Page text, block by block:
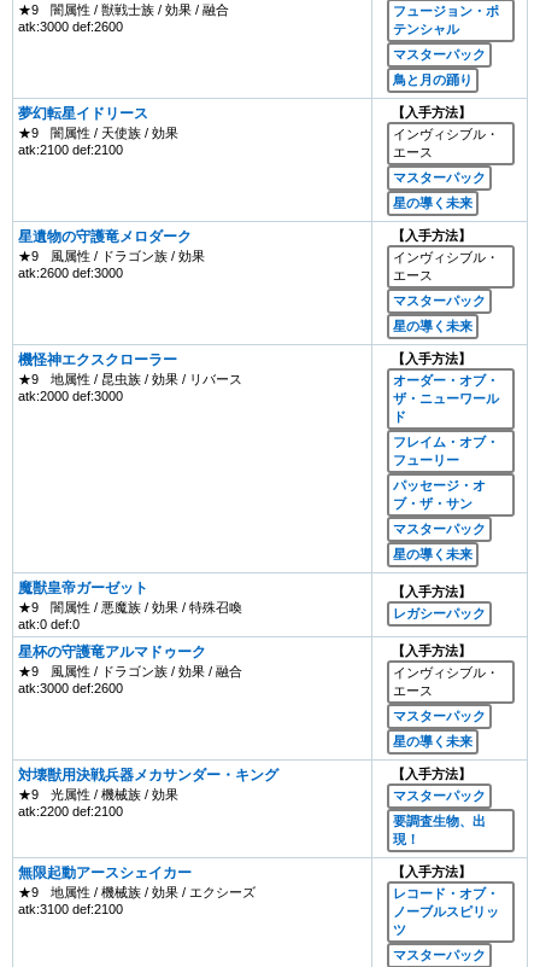
★9
闇属性 / 獣戦士族 / 効果 / 融合
atk:3000 def:2600
フュージョン・ポ
テンシャル
マスターパック
鳥と月の踊り
夢幻転星イドリース
★9
闇属性 / 天使族 / 効果
atk:2100 def:2100
【入手方法】
インヴィシブル・
エース
マスターパック
星の導く未来
星遺物の守護竜メロダーク
★9
風属性 / ドラゴン族 / 効果
atk:2600 def:3000
【入手方法】
インヴィシブル・
エース
マスターパック
星の導く未来
機怪神エクスクローラー
★9
地属性 / 昆虫族 / 効果 / リバース
atk:2000 def:3000
【入手方法】
オーダー・オブ・
ザ・ニューワール
ド
フレイム・オブ・
フューリー
パッセージ・オ
ブ・ザ・サン
マスターパック
星の導く未来
魔獣皇帝ガーゼット
★9
闇属性 / 悪魔族 / 効果 / 特殊召喚
atk:0 def:0
【入手方法】
レガシーパック
星杯の守護竜アルマドゥーク
★9
風属性 / ドラゴン族 / 効果 / 融合
atk:3000 def:2600
【入手方法】
インヴィシブル・
エース
マスターパック
星の導く未来
対壊獣用決戦兵器メカサンダー・キング
★9
光属性 / 機械族 / 効果
atk:2200 def:2100
【入手方法】
マスターパック
要調査生物、出
現！
無限起動アースシェイカー
★9
地属性 / 機械族 / 効果 / エクシーズ
atk:3100 def:2100
【入手方法】
レコード・オブ・
ノーブルスピリッ
ツ
マスターパック